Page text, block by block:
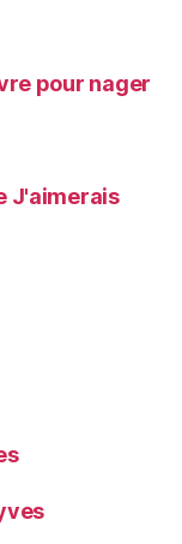
pour nager
J'aimerais